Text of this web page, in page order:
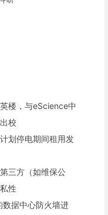
楼，与eScience中
校
划停电期间租用发
三方（如维保公
性
据中心防火墙进